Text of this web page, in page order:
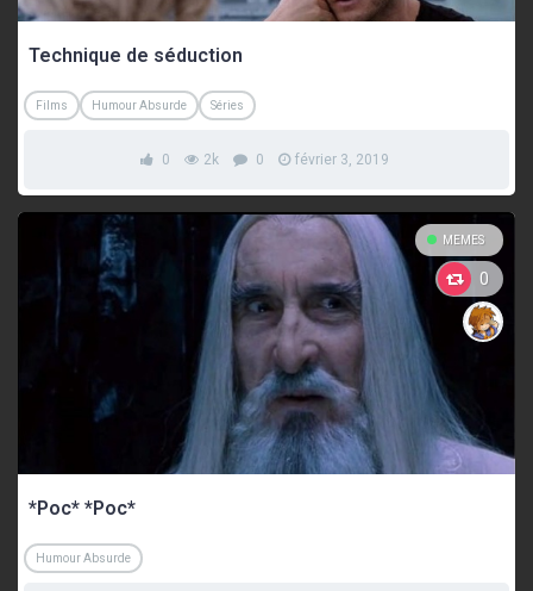
Technique de séduction
Films Humour Absurde Séries
0 2k 0 février 3, 2019
MEMES
0
*Poc* *Poc*
Humour Absurde